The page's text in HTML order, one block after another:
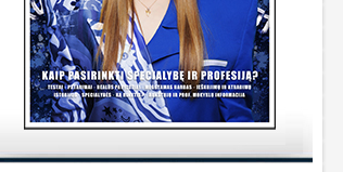
Sveiki, kreiptis reikia prasidėjus studijų metams
į katedrą, kuriai priklauso Jūsų studijų programa.
Sėkmės
Sandra
Konsultuoja Klaipėdos universitetas
Šiuo metu į Geografijos studijų programą priimti
8 studentai.
Konsultuoja Vilniaus universitetas